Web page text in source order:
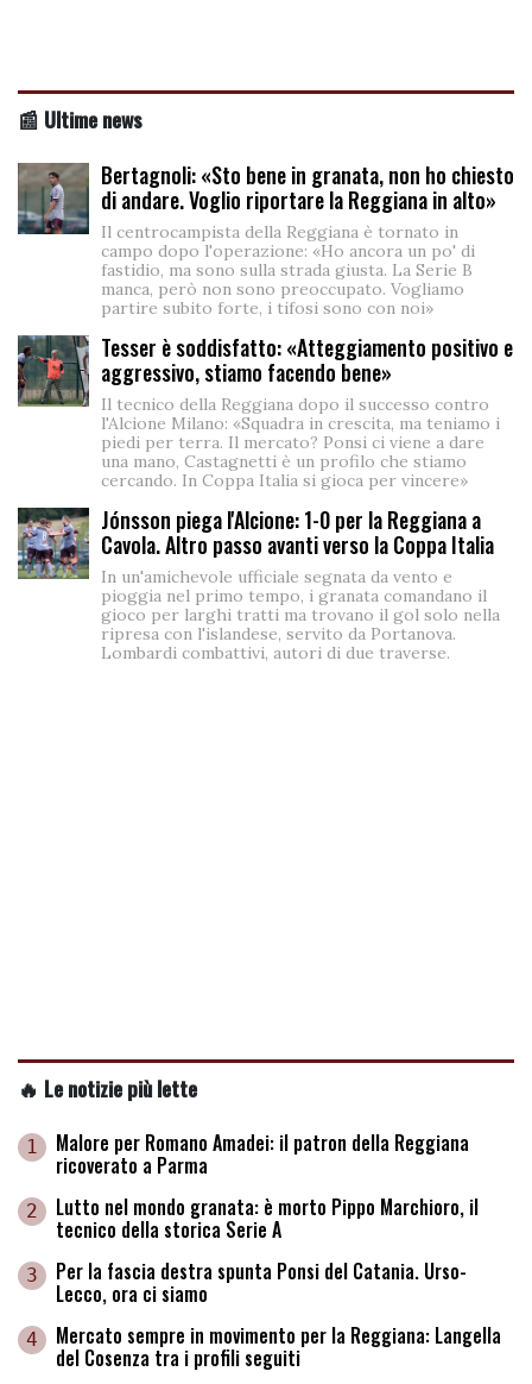
📰 Ultime news
Bertagnoli: «Sto bene in granata, non ho chiesto
di andare. Voglio riportare la Reggiana in alto»
Il centrocampista della Reggiana è tornato in
campo dopo l'operazione: «Ho ancora un po' di
fastidio, ma sono sulla strada giusta. La Serie B
manca, però non sono preoccupato. Vogliamo
partire subito forte, i tifosi sono con noi»
Tesser è soddisfatto: «Atteggiamento positivo e
aggressivo, stiamo facendo bene»
Il tecnico della Reggiana dopo il successo contro
l'Alcione Milano: «Squadra in crescita, ma teniamo i
piedi per terra. Il mercato? Ponsi ci viene a dare
una mano, Castagnetti è un profilo che stiamo
cercando. In Coppa Italia si gioca per vincere»
Jónsson piega l'Alcione: 1-0 per la Reggiana a
Cavola. Altro passo avanti verso la Coppa Italia
In un'amichevole ufficiale segnata da vento e
pioggia nel primo tempo, i granata comandano il
gioco per larghi tratti ma trovano il gol solo nella
ripresa con l'islandese, servito da Portanova.
Lombardi combattivi, autori di due traverse.
🔥 Le notizie più lette
1 Malore per Romano Amadei: il patron della Reggiana
ricoverato a Parma
2 Lutto nel mondo granata: è morto Pippo Marchioro, il
tecnico della storica Serie A
3 Per la fascia destra spunta Ponsi del Catania. Urso-
Lecco, ora ci siamo
4 Mercato sempre in movimento per la Reggiana: Langella
del Cosenza tra i profili seguiti